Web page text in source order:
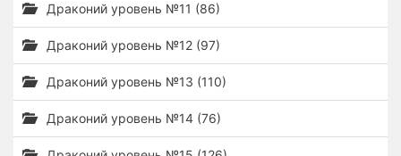
Драконий уровень №11 (86)
Драконий уровень №12 (97)
Драконий уровень №13 (110)
Драконий уровень №14 (76)